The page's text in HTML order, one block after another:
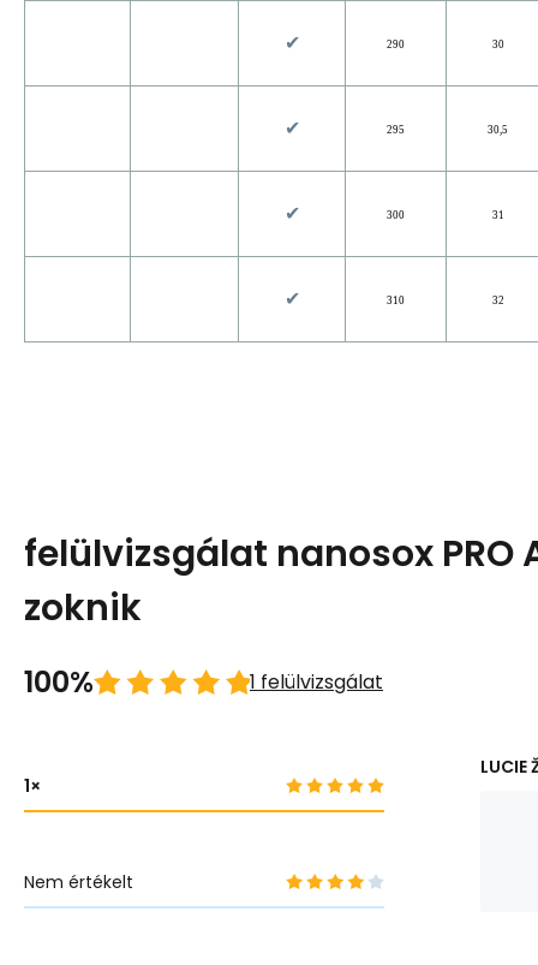
✔︎ 290 30
✔︎ 295 30,5
✔︎ 300 31
✔︎ 310 32
felülvizsgálat nanosox PRO
zoknik
100% 1 felülvizsgálat
1
Nem értékelt
LUCIE